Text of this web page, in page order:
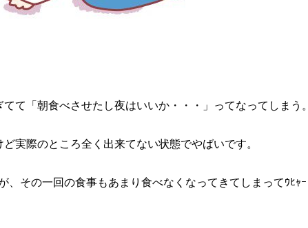
て「朝食べさせたし夜はいいか・・・」ってなってしまう。
実際のところ全く出来てない状態でやばいです。
、その一回の食事もあまり食べなくなってきてしまってｳﾋｬｰ